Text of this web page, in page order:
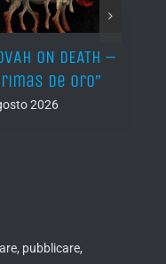
ON DEATH –
de Oro”
2026
pubblicare,